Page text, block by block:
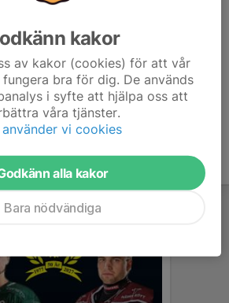
kakor
av kakor (cookies) för att vår
bra för dig. De används
i syfte att hjälpa oss att
våra tjänster.
använder vi cookies
alla kakor
Bara nödvändiga